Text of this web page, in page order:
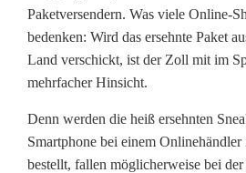
c
h
t
n
u
Paketversendern. Was viele Online-
bedenken: Wird das ersehnte Paket
Land verschickt, ist der Zoll mit im
mehrfacher Hinsicht.
Denn werden die heiß ersehnten
Smartphone bei einem
bestellt, fallen möglicherweise bei